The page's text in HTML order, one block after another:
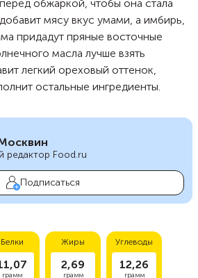
обжаркой, чтобы она стала
мясу вкус умами, а имбирь,
придадут пряные восточные
масла лучше взять
легкий ореховый оттенок,
остальные ингредиенты.
редактор Food.ru
Подписаться
Белки
грамм
Жиры
2,69
грамм
Углеводы
12,26
грамм